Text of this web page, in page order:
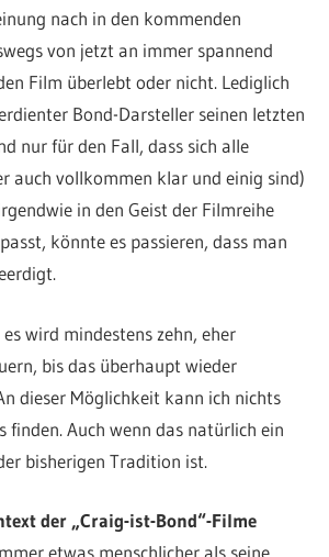
nach in den kommenden
von jetzt an immer spannend
Film überlebt oder nicht. Lediglich
Bond-Darsteller seinen letzten
nur für den Fall, dass sich alle
auch vollkommen klar und einig sind)
in den Geist der Filmreihe
könnte es passieren, dass man
wird mindestens zehn, eher
bis das überhaupt wieder
dieser Möglichkeit kann ich nichts
finden. Auch wenn das natürlich ein
bisherigen Tradition ist.
der „Craig-ist-Bond“-Filme
etwas menschlicher als seine